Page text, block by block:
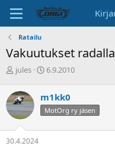
Ratailu
Vakuutukset radalla
K
s
k
u
s
t
e
jules
A
i
t
s
6.9.2010
m1kk0
MotOrg ry jäsen
30.4.2024